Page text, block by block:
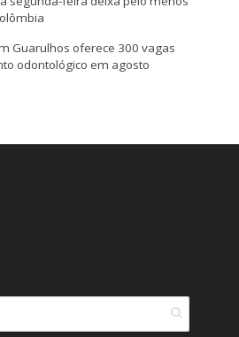
Guarulhos oferece 300 vagas
odontológico em agosto